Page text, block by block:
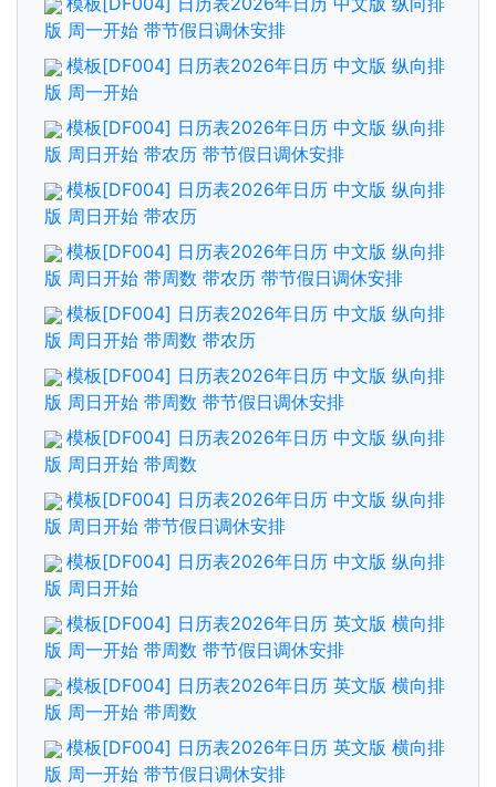
版 周一开始 带节假日调休安排
模板[DF004] 日历表2026年日历 中文版 纵向排
版 周一开始
模板[DF004] 日历表2026年日历 中文版 纵向排
版 周日开始 带农历 带节假日调休安排
模板[DF004] 日历表2026年日历 中文版 纵向排
版 周日开始 带农历
模板[DF004] 日历表2026年日历 中文版 纵向排
版 周日开始 带周数 带农历 带节假日调休安排
模板[DF004] 日历表2026年日历 中文版 纵向排
版 周日开始 带周数 带农历
模板[DF004] 日历表2026年日历 中文版 纵向排
版 周日开始 带周数 带节假日调休安排
模板[DF004] 日历表2026年日历 中文版 纵向排
版 周日开始 带周数
模板[DF004] 日历表2026年日历 中文版 纵向排
版 周日开始 带节假日调休安排
模板[DF004] 日历表2026年日历 中文版 纵向排
版 周日开始
模板[DF004] 日历表2026年日历 英文版 横向排
版 周一开始 带周数 带节假日调休安排
模板[DF004] 日历表2026年日历 英文版 横向排
版 周一开始 带周数
模板[DF004] 日历表2026年日历 英文版 横向排
版 周一开始 带节假日调休安排